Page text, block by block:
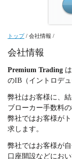
トップ/ 会社情報 /
会社情報
Premium Trading
のIB（イントロデ
弊社はお客様に、
ブローカー手数料
弊社ではお客様が
求します。
弊社ではお客様が
口座開設などにお